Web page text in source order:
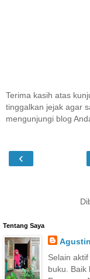
Terima kasih atas
tinggalkan jejak agar
mengunjungi blog
‹
Tentang Saya
Selain
buku. Baik